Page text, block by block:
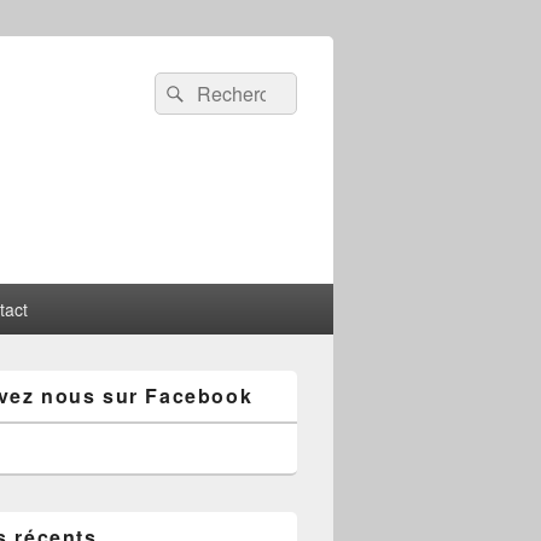
Recherche :
Rechercher
nous sur Facebook